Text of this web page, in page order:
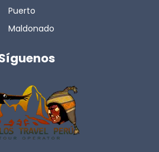
Puerto
Maldonado